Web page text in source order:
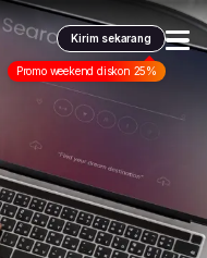
Kirim sekarang
Promo weekend diskon 25%